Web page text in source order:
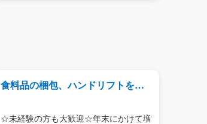
食料品の梱包、ハンドリフトを使
☆未経験の方も大歓迎☆年末にかけて増